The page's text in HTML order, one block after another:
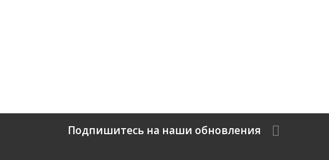
Подпишитесь на наши обновления